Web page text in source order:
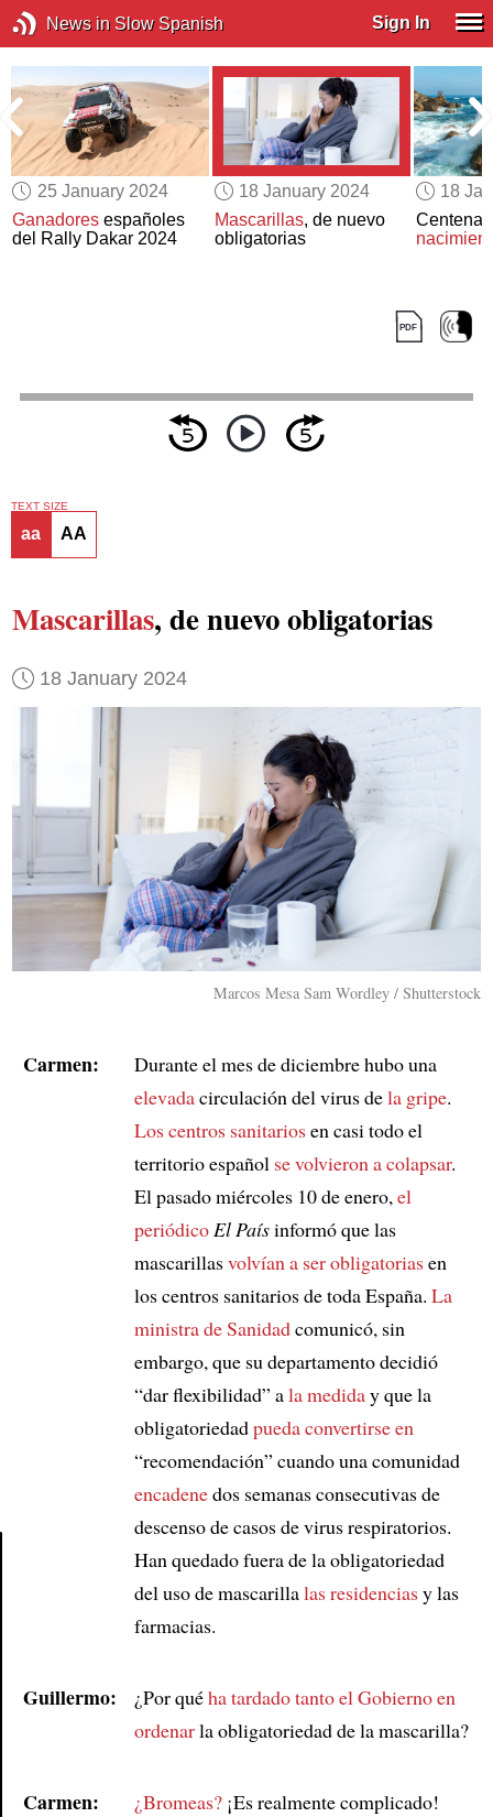
News in Slow Spanish Sign In
25 January 2024
Ganadores españoles
del Rally Dakar 2024
18 January 2024
Mascarillas, de nuevo
obligatorias
18
TEXT SIZE
aa AA
Mascarillas, de nuevo obligatorias
18 January 2024
Marcos Mesa Sam Wordley / Shutterstock
Carmen:
Durante el mes de diciembre hubo una
elevadacirculación del virus dela gripe.
Los centros sanitariosen casi todo el
territorio español se volvieron a colapsar.
El pasado miércoles 10 de enero, el
periódico El Paísinformó que las
mascarillasvolvían a ser obligatoriasen
los centros sanitarios de toda España. La
ministra de Sanidadcomunicó, sin
embargo, que su departamento decidió
“dar flexibilidad” ala mediday que la
obligatoriedadpueda convertirse en
“recomendación” cuando una comunidad
encadenedos semanas consecutivas de
descenso de casos de virus respiratorios.
Han quedado fuera de la obligatoriedad
del uso de mascarillalas residenciasy las
farmacias.
Guillermo: ¿Por quéha tardado tanto el Gobierno en
ordenarla obligatoriedad de la mascarilla?
Carmen: ¿Bromeas?¡Es realmente complicado!